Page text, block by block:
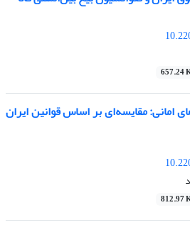
657.24
امانی: مقایسه‌ای بر اساس قوانین ایران
812.97